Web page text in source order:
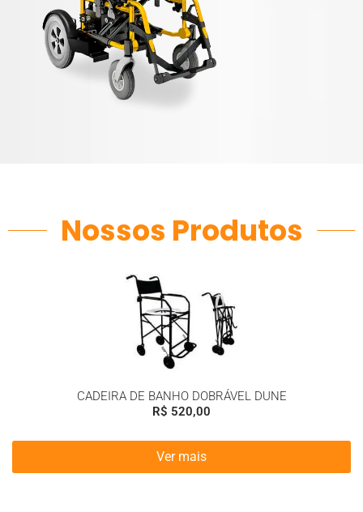
Nossos Produtos
CADEIRA DE BANHO DOBRÁVEL DUNE
R$ 520,00
Ver mais